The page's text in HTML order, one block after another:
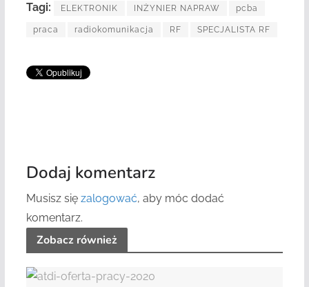
Tagi: ELEKTRONIK INŻYNIER NAPRAW pcba
praca radiokomunikacja RF SPECJALISTA RF
Dodaj komentarz
Musisz się zalogować, aby móc dodać
komentarz.
Zobacz również